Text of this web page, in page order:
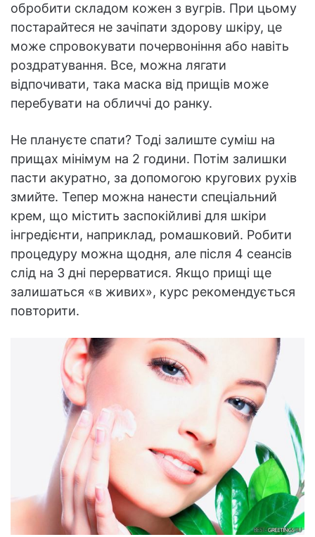
обробити складом кожен з вугрів. При цьому
постарайтеся не зачіпати здорову шкіру, це
може спровокувати почервоніння або навіть
роздратування. Все, можна лягати
відпочивати, така маска від прищів може
перебувати на обличчі до ранку.
Не плануєте спати? Тоді залиште суміш на
прищах мінімум на 2 години. Потім залишки
пасти акуратно, за допомогою кругових рухів
змийте. Тепер можна нанести спеціальний
крем, що містить заспокійливі для шкіри
інгредієнти, наприклад, ромашковий. Робити
процедуру можна щодня, але після 4 сеансів
слід на 3 дні перерватися. Якщо прищі ще
залишаться «в живих», курс рекомендується
повторити.